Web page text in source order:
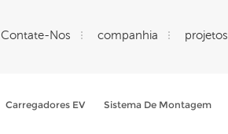
Contate-Nos companhia projetos
Carregadores EV Sistema De Montagem